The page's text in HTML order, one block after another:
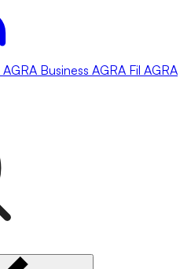
AGRA Business AGRA Fil AGRA